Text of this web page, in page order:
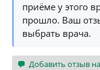
приёме у этого
прошло. Ваш
выбрать врача.
Добавить отзыв